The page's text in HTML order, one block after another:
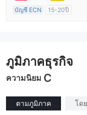
บัญชี ECN
15-20ปี
ภูมิภาคธุรกิจ
ความนิยม C
ตามภูมิภาค โด